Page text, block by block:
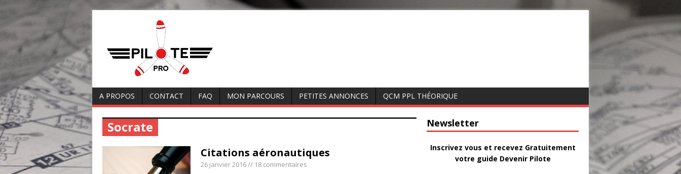
A PROPOS CONTACT FAQ MON PARCOURS PETITES ANNONCES QCM PPL THÉORIQUE
Socrate
Citations aéronautiques
26 janvier 2016// 18 commentaires
Newsletter
Inscrivez vous et recevez Gratuitement
votre guide Devenir Pilote